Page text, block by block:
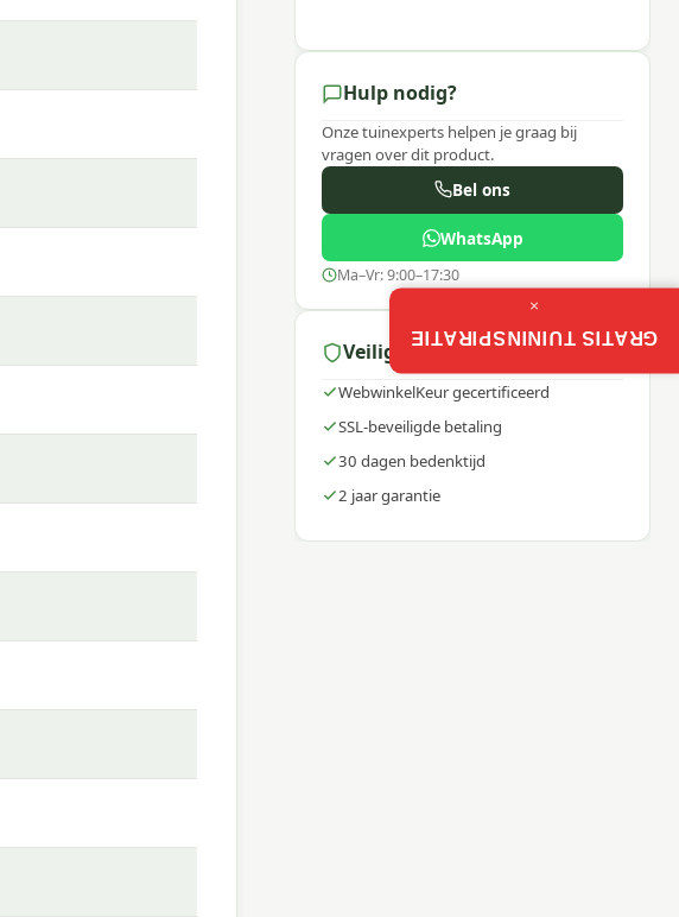
en mild
helpt
Hulp nodig?
Onze tuinexperts helpen je graag bij
vragen over dit product.
Bel ons
WhatsApp
Ma–Vr: 9:00–17:30
Veilig winkelen
WebwinkelKeur gecertificeerd
SSL-beveiligde betaling
30 dagen bedenktijd
2 jaar garantie
GRATIS TUININSPIRATIE
×